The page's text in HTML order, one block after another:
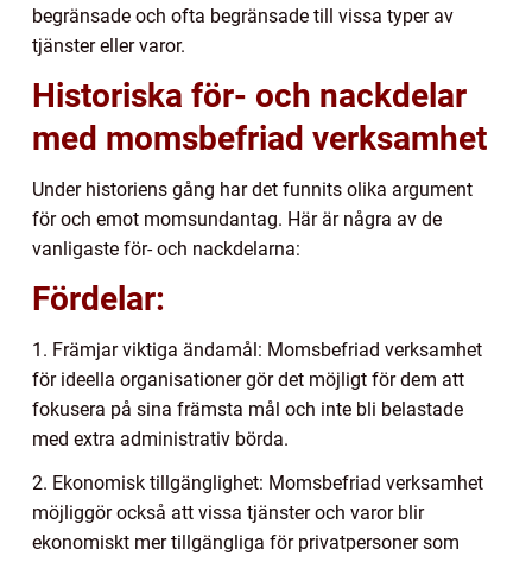
begränsade och ofta begränsade till vissa typer av
tjänster eller varor.
Historiska för- och nackdelar
med momsbefriad verksamhet
Under historiens gång har det funnits olika argument
för och emot momsundantag. Här är några av de
vanligaste för- och nackdelarna:
Fördelar:
1. Främjar viktiga ändamål: Momsbefriad verksamhet
för ideella organisationer gör det möjligt för dem att
fokusera på sina främsta mål och inte bli belastade
med extra administrativ börda.
2. Ekonomisk tillgänglighet: Momsbefriad verksamhet
möjliggör också att vissa tjänster och varor blir
ekonomiskt mer tillgängliga för privatpersoner som